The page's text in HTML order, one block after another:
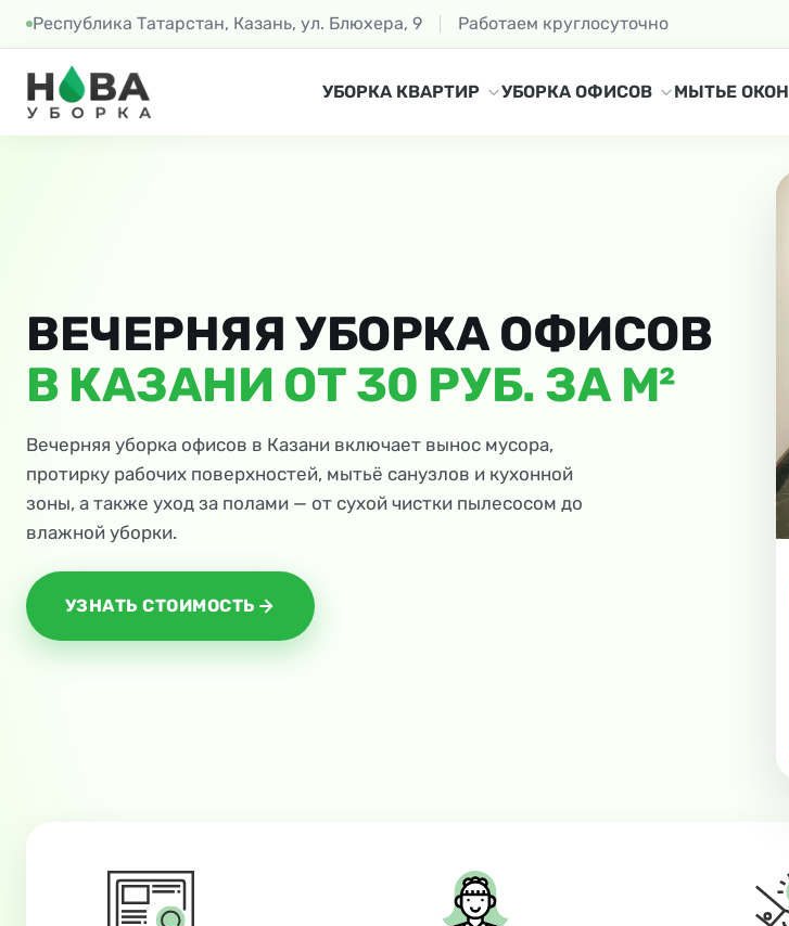
Республика Татарстан, Казань, ул. Блюхера, 9 Работаем круглосуточно
УБОРКА КВАРТИР УБОРКА ОФИСОВ МЫТЬЕ ОКОН
ВЕЧЕРНЯЯ УБОРКА ОФИСОВ
В КАЗАНИ ОТ 30 РУБ. ЗА М²
Вечерняя уборка офисов в Казани включает вынос мусора,
протирку рабочих поверхностей, мытьё санузлов и кухонной
зоны, а также уход за полами — от сухой чистки пылесосом до
влажной уборки.
УЗНАТЬ СТОИМОСТЬ